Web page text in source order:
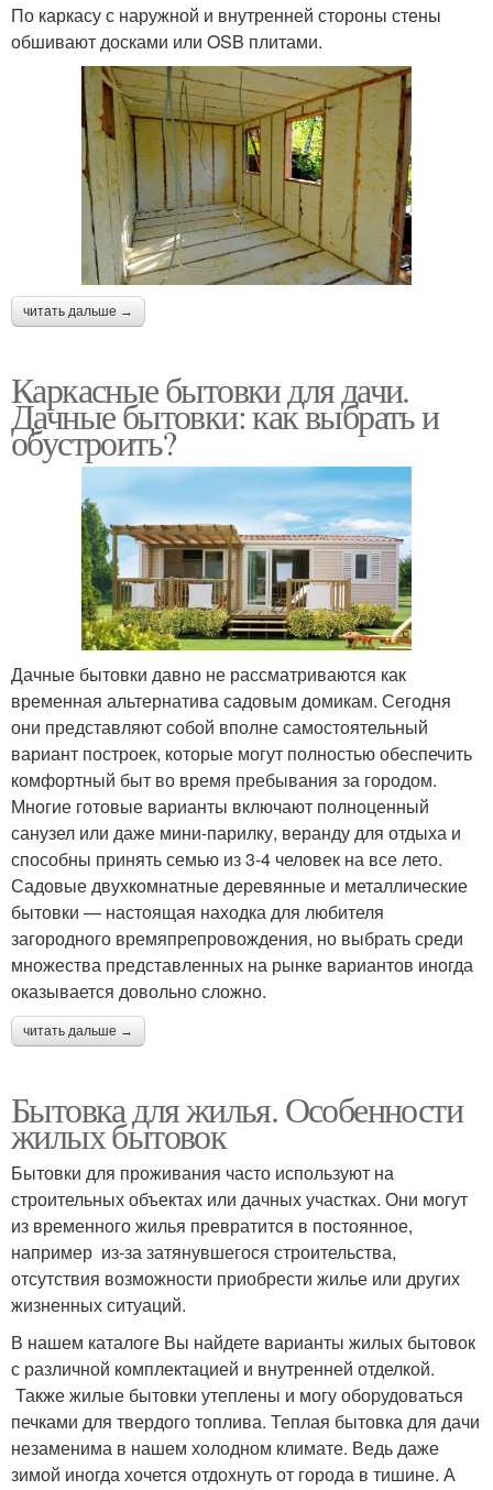
По каркасу с наружной и внутренней стороны стены
обшивают досками или OSB плитами.
читать дальше →
Каркасные бытовки для дачи.
Дачные бытовки: как выбрать и
обустроить?
Дачные бытовки давно не рассматриваются как
временная альтернатива садовым домикам. Сегодня
они представляют собой вполне самостоятельный
вариант построек, которые могут полностью обеспечить
комфортный быт во время пребывания за городом.
Многие готовые варианты включают полноценный
санузел или даже мини-парилку, веранду для отдыха и
способны принять семью из 3-4 человек на все лето.
Садовые двухкомнатные деревянные и металлические
бытовки — настоящая находка для любителя
загородного времяпрепровождения, но выбрать среди
множества представленных на рынке вариантов иногда
оказывается довольно сложно.
читать дальше →
Бытовка для жилья. Особенности
жилых бытовок
Бытовки для проживания часто используют на
строительных объектах или дачных участках. Они могут
из временного жилья превратится в постоянное,
например из-за затянувшегося строительства,
отсутствия возможности приобрести жилье или других
жизненных ситуаций.
В нашем каталоге Вы найдете варианты жилых бытовок
с различной комплектацией и внутренней отделкой.
Также жилые бытовки утеплены и могу оборудоваться
печками для твердого топлива. Теплая бытовка для дачи
незаменима в нашем холодном климате. Ведь даже
зимой иногда хочется отдохнуть от города в тишине. А